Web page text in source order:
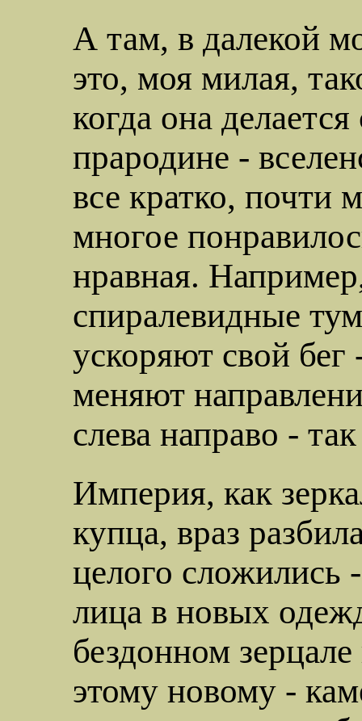
А там, в далекой
это, моя милая,
когда она делается
прародине -
все кратко, почти
многое
нравная.
спиралевидные
ускоряют свой
меняют
слева направо -
Империя, как
купца, враз
целого сложились
лица в новых
бездонном
этому новому -